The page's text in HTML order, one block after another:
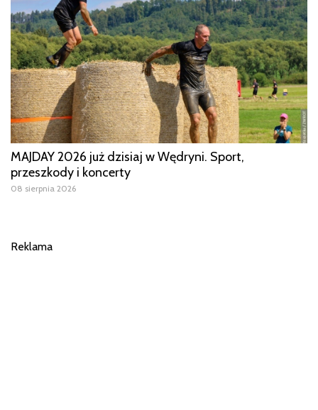
MAJDAY 2026 już dzisiaj w Wędryni. Sport,
przeszkody i koncerty
08 sierpnia 2026
Reklama